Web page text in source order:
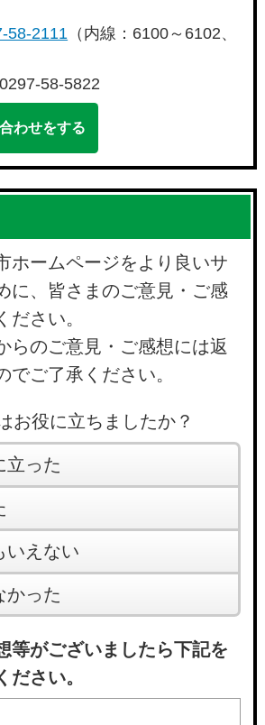
58-2111 （内線：6100～6102、
58-5822
わせをする
ホームページをより良いサ
に、皆さまのご意見・ご感
ださい。
らのご意見・ご感想には返
でご了承ください。
お役に立ちましたか？
立った
いえない
かった
等がございましたら下記を
ださい。